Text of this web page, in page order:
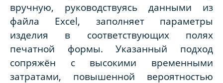
вручную, руководствуясь данными из
файла Excel, заполняет параметры
изделия в соответствующих полях
печатной формы. Указанный подход
сопряжён с высокими временными
затратами, повышенной вероятностью